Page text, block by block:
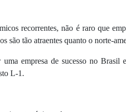
recorrentes, não é raro que
são tão atraentes quanto o norte-
empresa de sucesso no
L-1.